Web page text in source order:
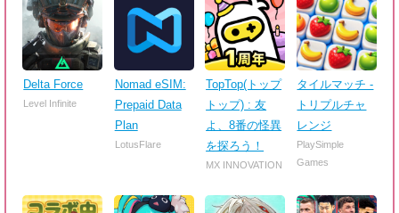
Delta Force
Level Infinite
Nomad eSIM:
Prepaid Data
Plan
LotusFlare
TopTop(トップ
トップ) : 友
よ、8番の怪異
を探ろう！
MX INNOVATION
タイルマッチ -
トリプルチャ
レンジ
PlaySimple
Games